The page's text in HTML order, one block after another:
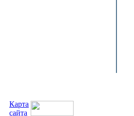
Карта
сайта